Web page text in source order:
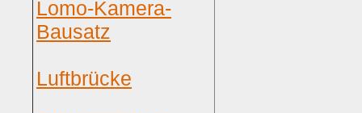
Lomo-Kamera-
Bausatz
Luftbrücke